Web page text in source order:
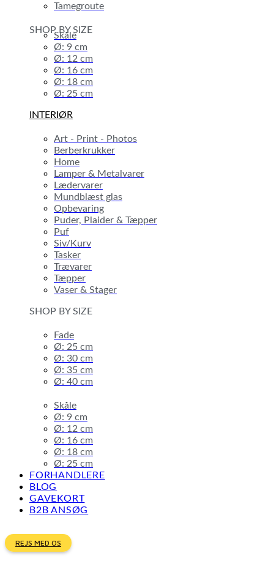
Tamegroute
SHOP BY SIZE
Skåle
Ø: 9 cm
Ø: 12 cm
Ø: 16 cm
Ø: 18 cm
Ø: 25 cm
INTERIØR
Art - Print - Photos
Berberkrukker
Home
Lamper & Metalvarer
Lædervarer
Mundblæst glas
Opbevaring
Puder, Plaider & Tæpper
Puf
Siv/Kurv
Tasker
Trævarer
Tæpper
Vaser & Stager
SHOP BY SIZE
Fade
Ø: 25 cm
Ø: 30 cm
Ø: 35 cm
Ø: 40 cm
Skåle
Ø: 9 cm
Ø: 12 cm
Ø: 16 cm
Ø: 18 cm
Ø: 25 cm
FORHANDLERE
BLOG
GAVEKORT
B2B ANSØG
REJS MED OS